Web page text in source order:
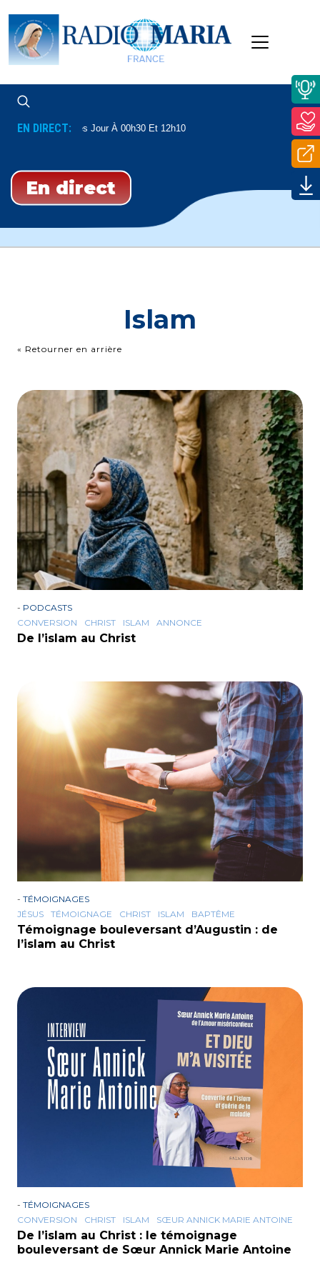
EN DIRECT:
Tous Les Jour À 00h30 Et 12h10
En direct
Islam
« Retourner en arrière
- PODCASTS
CONVERSION
CHRIST ISLAM ANNONCE
De l’islam au Christ
- TÉMOIGNAGES
JÉSUS
TÉMOIGNAGE CHRIST ISLAM BAPTÊME
Témoignage bouleversant d’Augustin : de
l’islam au Christ
- TÉMOIGNAGES
CONVERSION
CHRIST ISLAM SŒUR ANNICK MARIE ANTOINE
De l’islam au Christ : le témoignage
bouleversant de Sœur Annick Marie Antoine